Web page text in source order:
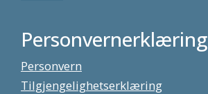
Personvernerklæring
Personvern
Tilgjengelighetserklæring